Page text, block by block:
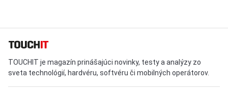
TOUCHIT je magazín prinášajúci novinky, testy a analýzy zo
sveta technológií, hardvéru, softvéru či mobilných operátorov.